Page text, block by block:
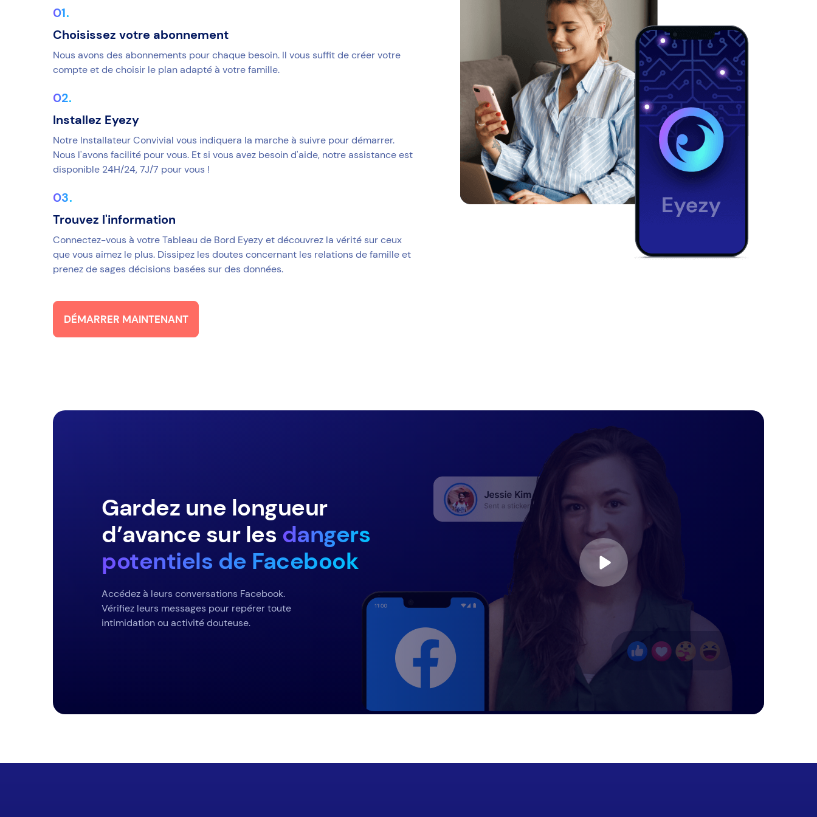
Choisissez votre abonnement
Nous avons des abonnements pour chaque besoin. Il vous suffit de créer votre
compte et de choisir le plan adapté à votre famille.
Installez Eyezy
Notre Installateur Convivial vous indiquera la marche à suivre pour démarrer.
Nous l'avons facilité pour vous. Et si vous avez besoin d'aide, notre assistance est
disponible 24H/24, 7J/7 pour vous !
Trouvez l'information
Connectez-vous à votre Tableau de Bord Eyezy et découvrez la vérité sur ceux
que vous aimez le plus. Dissipez les doutes concernant les relations de famille et
prenez de sages décisions basées sur des données.
DÉMARRER MAINTENANT
Gardez une longueur
d’avance sur les dangers
potentiels de Facebook
Accédez à leurs conversations Facebook.
Vérifiez leurs messages pour repérer toute
intimidation ou activité douteuse.